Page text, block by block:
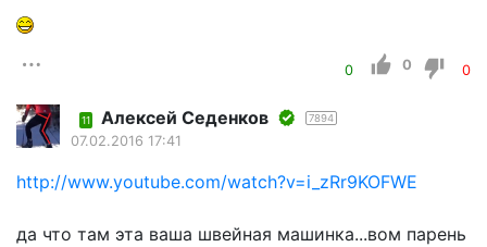
0 0 0
11 Алексей Седенков 7894
07.02.2016 17:41
http://www.youtube.com/watch?v=i_zRr9KOFWE
да что там эта ваша швейная машинка...вом парень